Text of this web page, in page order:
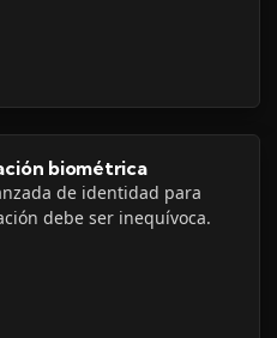
biométrica
de identidad para
debe ser inequívoca.